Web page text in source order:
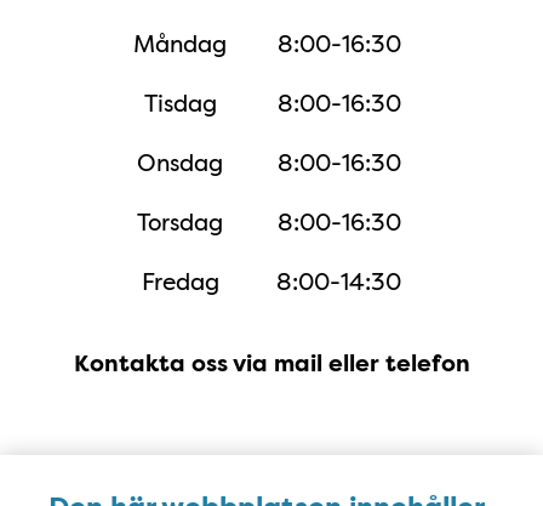
Måndag
8:00-16:30
Tisdag
8:00-16:30
Onsdag
8:00-16:30
Torsdag
8:00-16:30
Fredag
8:00-14:30
Kontakta oss via mail eller telefon
Karta